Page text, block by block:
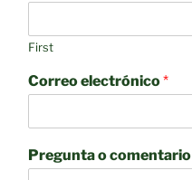
First
Correo electrónico*
Pregunta o comentario